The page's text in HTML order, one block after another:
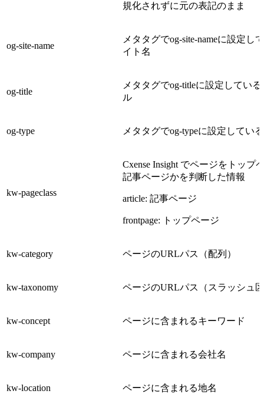
規化されずに元の表記のまま
og-site-name
メタタグでog-site-nameに設定し
イト名
og-title
メタタグでog-titleに設定してい
ル
og-type メタタグでog-typeに設定してい
kw-pageclass
Cxense Insight でページをトップ
記事ページかを判断した情報
article: 記事ページ
frontpage: トップページ
kw-category ページのURLパス（配列）
kw-taxonomy ページのURLパス（スラッシュ
kw-concept ページに含まれるキーワード
kw-company ページに含まれる会社名
kw-location ページに含まれる地名